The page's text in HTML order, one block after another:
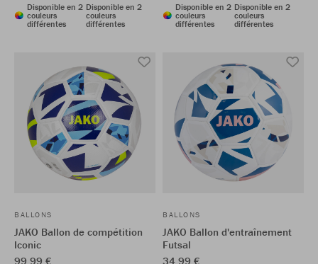
Disponible en 2
couleurs
différentes
Disponible en 2
couleurs
différentes
Disponible en 2
couleurs
différentes
Disponible en 2
couleurs
différentes
BALLONS
JAKO Ballon de compétition
Iconic
99,99 €
BALLONS
JAKO Ballon d'entraînement
Futsal
34,99 €